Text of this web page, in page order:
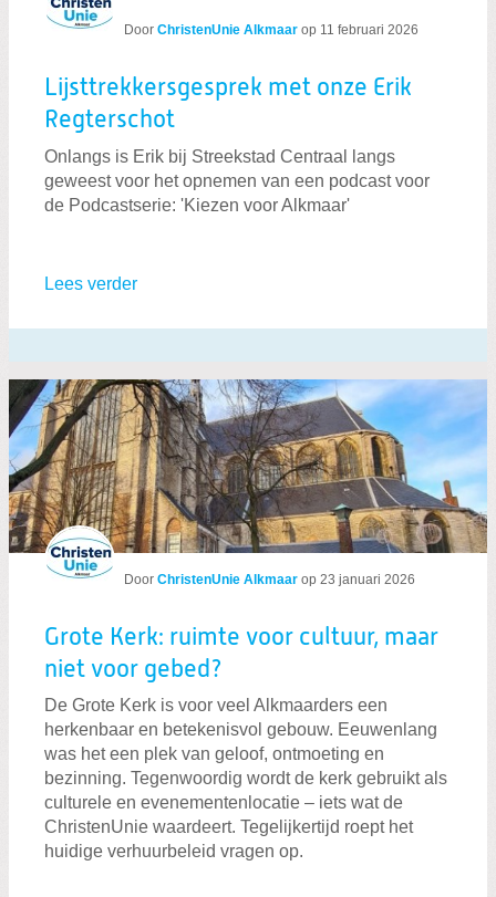
Door ChristenUnie Alkmaar op 11 februari 2026
Lijsttrekkersgesprek met onze Erik
Regterschot
Onlangs is Erik bij Streekstad Centraal langs
geweest voor het opnemen van een podcast voor
de Podcastserie: 'Kiezen voor Alkmaar'
Lees verder
Door ChristenUnie Alkmaar op 23 januari 2026
Grote Kerk: ruimte voor cultuur, maar
niet voor gebed?
De Grote Kerk is voor veel Alkmaarders een
herkenbaar en betekenisvol gebouw. Eeuwenlang
was het een plek van geloof, ontmoeting en
bezinning. Tegenwoordig wordt de kerk gebruikt als
culturele en evenementenlocatie – iets wat de
ChristenUnie waardeert. Tegelijkertijd roept het
huidige verhuurbeleid vragen op.